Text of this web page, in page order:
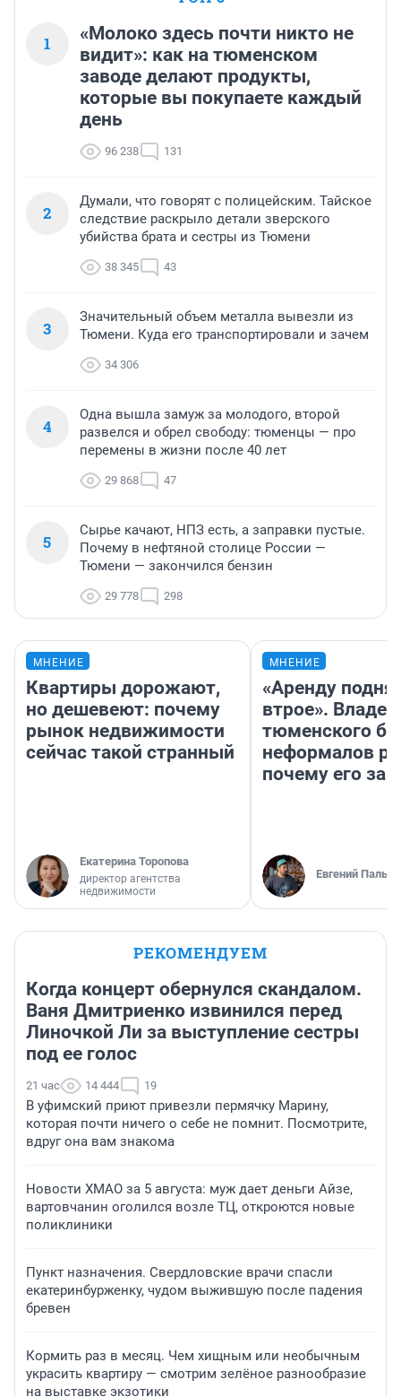
1
«Молоко здесь почти никто не
видит»: как на тюменском
заводе делают продукты,
которые вы покупаете каждый
день
96 238 131
2
Думали, что говорят с полицейским. Тайское
следствие раскрыло детали зверского
убийства брата и сестры из Тюмени
38 345 43
3
Значительный объем металла вывезли из
Тюмени. Куда его транспортировали и зачем
34 306
4
Одна вышла замуж за молодого, второй
развелся и обрел свободу: тюменцы — про
перемены в жизни после 40 лет
29 868 47
5
Сырье качают, НПЗ есть, а заправки пустые.
Почему в нефтяной столице России —
Тюмени — закончился бензин
29 778 298
МНЕНИЕ
Квартиры дорожают,
но дешевеют: почему
рынок недвижимости
сейчас такой странный
Екатерина Торопова
директор агентства
недвижимости
МНЕНИЕ
«Аренду
втрое».
тюменского
неформалов
почему его
Евгений
РЕКОМЕНДУЕМ
Когда концерт обернулся скандалом.
Ваня Дмитриенко извинился перед
Линочкой Ли за выступление сестры
под ее голос
21 час 14 444 19
В уфимский приют привезли пермячку Марину,
которая почти ничего о себе не помнит. Посмотрите,
вдруг она вам знакома
Новости ХМАО за 5 августа: муж дает деньги Айзе,
вартовчанин оголился возле ТЦ, откроются новые
поликлиники
Пункт назначения. Свердловские врачи спасли
екатеринбурженку, чудом выжившую после падения
бревен
Кормить раз в месяц. Чем хищным или необычным
украсить квартиру — смотрим зелёное разнообразие
на выставке экзотики